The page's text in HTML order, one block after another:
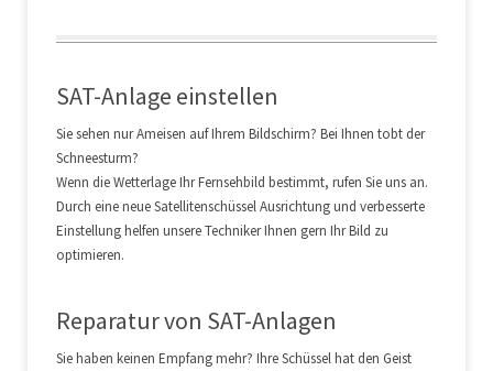
SAT-Anlage einstellen
Sie sehen nur Ameisen auf Ihrem Bildschirm? Bei Ihnen tobt der
Schneesturm?
Wenn die Wetterlage Ihr Fernsehbild bestimmt, rufen Sie uns an.
Durch eine neue Satellitenschüssel Ausrichtung und verbesserte
Einstellung helfen unsere Techniker Ihnen gern Ihr Bild zu
optimieren.
Reparatur von SAT-Anlagen
Sie haben keinen Empfang mehr? Ihre Schüssel hat den Geist